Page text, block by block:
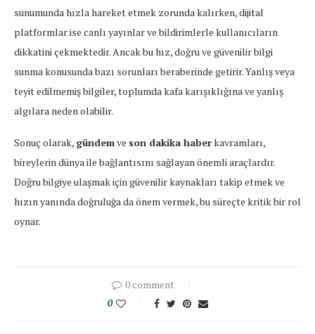
sunumunda hızla hareket etmek zorunda kalırken, dijital
platformlar ise canlı yayınlar ve bildirimlerle kullanıcıların
dikkatini çekmektedir. Ancak bu hız, doğru ve güvenilir bilgi
sunma konusunda bazı sorunları beraberinde getirir. Yanlış veya
teyit edilmemiş bilgiler, toplumda kafa karışıklığına ve yanlış
algılara neden olabilir.
Sonuç olarak, gündemve son dakika haberkavramları,
bireylerin dünya ile bağlantısını sağlayan önemli araçlardır.
Doğru bilgiye ulaşmak için güvenilir kaynakları takip etmek ve
hızın yanında doğruluğa da önem vermek, bu süreçte kritik bir rol
oynar.
0 comment
0